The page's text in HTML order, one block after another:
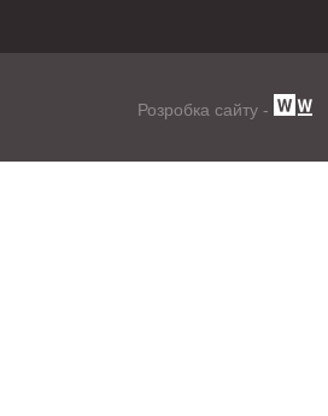
Розробка сайту -